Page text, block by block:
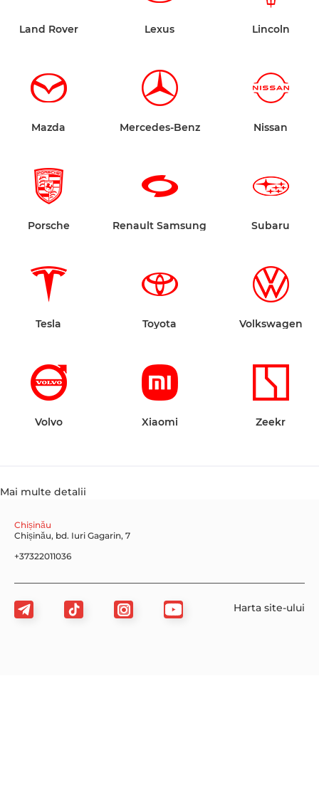
Land Rover Lexus Lincoln
Mazda Mercedes-Benz Nissan
Porsche Renault Samsung Subaru
Tesla Toyota Volkswagen
Volvo Xiaomi Zeekr
Mai multe detalii
Chișinău
Chișinău, bd. Iuri Gagarin, 7
+37322011036
Harta site-ului